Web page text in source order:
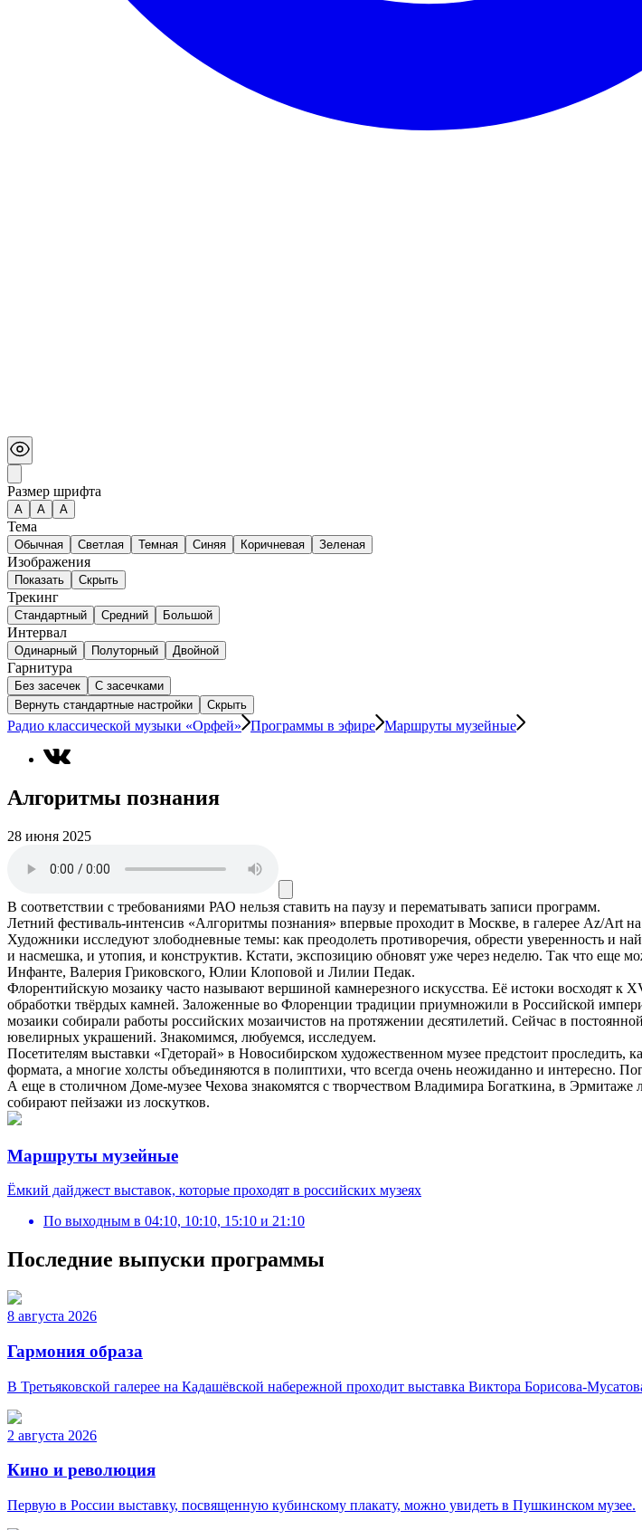
Размер шрифта
А A A
Тема
Обычная Светлая Темная Синяя Коричневая Зеленая
Изображения
Показать Скрыть
Трекинг
Стандартный Средний Большой
Интервал
Одинарный Полуторный Двойной
Гарнитура
Без засечек
С засечками
Вернуть стандартные настройки
Скрыть
Радио классической музыки «Орфей» Программы в эфире Маршруты музейные
Алгоритмы познания
28 июня 2025
В соответствии с требованиями РАО нельзя ставить на паузу и перематывать записи программ.
Летний фестиваль-интенсив «Алгоритмы познания» впервые проходит в Москве, в галерее Az/Art
Художники исследуют злободневные темы: как преодолеть противоречия, обрести уверенность и
и насмешка, и утопия, и конструктив. Кстати, экспозицию обновят уже через неделю. Так что еще
Инфанте, Валерия Гриковского, Юлии Клоповой и Лилии Педак.
Флорентийскую мозаику часто называют вершиной камнерезного искусства. Её истоки восходят
обработки твёрдых камней. Заложенные во Флоренции традиции приумножили в Российской
мозаики собирали работы российских мозаичистов на протяжении десятилетий. Сейчас в
ювелирных украшений. Знакомимся, любуемся, исследуем.
Посетителям выставки «Гдеторай» в Новосибирском художественном музее предстоит
формата, а многие холсты объединяются в полиптихи, что всегда очень неожиданно и интересно.
А еще в столичном Доме-музее Чехова знакомятся с творчеством Владимира Богаткина, в
собирают пейзажи из лоскутков.
Маршруты музейные
Ёмкий дайджест выставок, которые проходят в российских музеях
По выходным в 04:10, 10:10, 15:10 и 21:10
Последние выпуски программы
8 августа 2026
Гармония образа
В Третьяковской галерее на Кадашёвской набережной проходит выставка Виктора Борисова-
2 августа 2026
Кино и революция
Первую в России выставку, посвященную кубинскому плакату, можно увидеть в Пушкинском музее.